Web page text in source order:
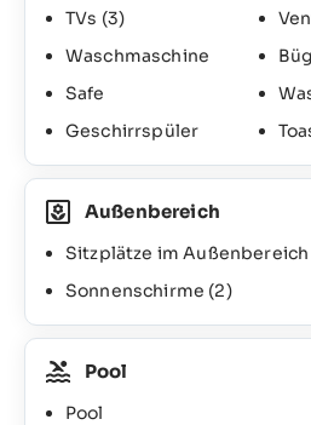
TVs (3)
Waschmaschine
Safe
Geschirrspüler
Außenbereich
Sitzplätze im Außenbereich
Sonnenschirme (2)
Pool
Pool